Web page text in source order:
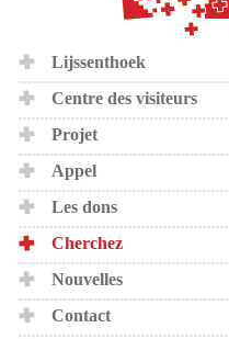
Lijssenthoek
Centre des visiteurs
Projet
Appel
Les dons
Cherchez
Nouvelles
Contact